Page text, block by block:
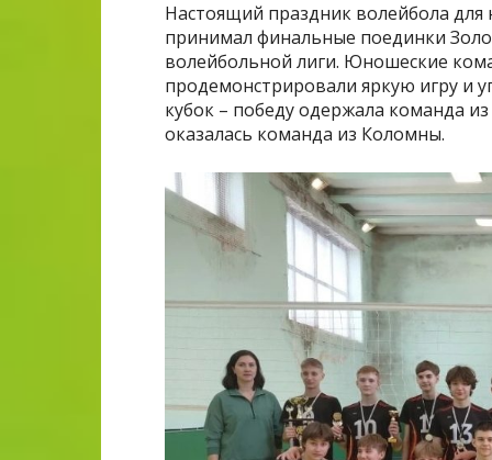
Настоящий праздник волейбола для
принимал финальные поединки
волейбольной лиги. Юношеские
продемонстрировали яркую игру и
кубок – победу одержала команда
оказалась команда из Коломны.